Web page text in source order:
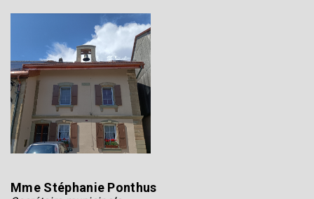
Mme Stéphanie Ponthus